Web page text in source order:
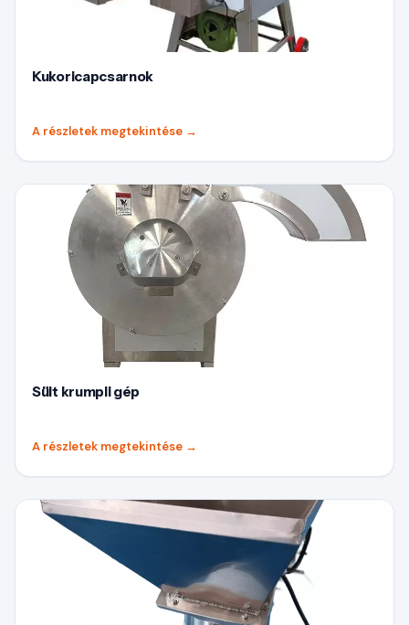
Kukoricapcsarnok
A részletek megtekintése →
Sült krumpli gép
A részletek megtekintése →